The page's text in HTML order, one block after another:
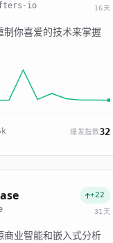
io 16天
制你喜爱的技术来掌握
爆发指数32
+22
31天
商业智能和嵌入式分析